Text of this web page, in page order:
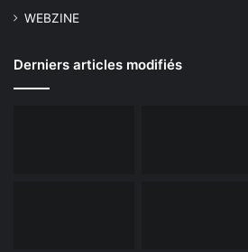
WEBZINE
Derniers articles modifiés